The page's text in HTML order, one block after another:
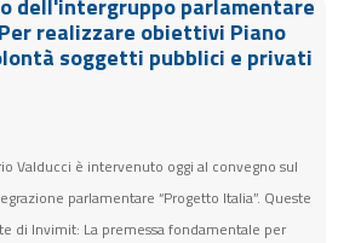
dell'intergruppo parlamentare
realizzare obiettivi Piano
soggetti pubblici e privati
Valducci è intervenuto oggi al convegno sul
parlamentare “Progetto Italia”. Queste
di Invimit: La premessa fondamentale per